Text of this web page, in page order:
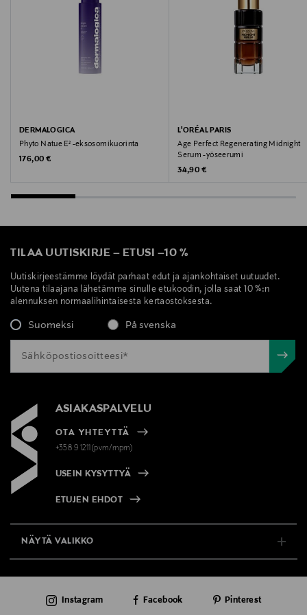
ME TREATMENTS OY
Valmistajan osoite
Digitaalinen osoite
info@metreatments.fi
voide, kosteusvoide kasvoille, ihonhoito,
DERMALOGICA
Phyto Natue E² -eksosomikuorinta
Original Price
176,00 €
L'ORÉAL PARIS
Age Perfect Regenerating Midnight
Serum -yöseerumi
Original Price
34,90 €
TILAA UUTISKIRJE – ETUSI –10 %
Uutiskirjeestämme löydät parhaat edut ja ajankohtaiset uutuudet.
Uutena tilaajana lähetämme sinulle etukoodin, jolla saat 10 %:n
alennuksen normaalihintaisesta kertaostoksesta.
Suomeksi På svenska
ASIAKASPALVELU
OTA YHTEYTTÄ
+358 9 1211(pvm/mpm)
USEIN KYSYTTYÄ
ETUJEN EHDOT
NÄYTÄ VALIKKO
AJANKOHTAISTA
Instagram Facebook Pinterest